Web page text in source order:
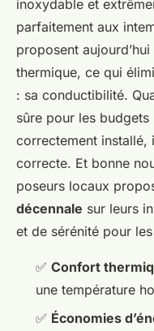
inoxydable et
parfaitement aux
proposent
thermique, ce qui
: sa conductibilité.
sûre pour les budgets
correctement installé,
correcte. Et bonne
poseurs locaux
décennale sur leurs
et de sérénité pour
✅ Confort
une température
✅ Économies